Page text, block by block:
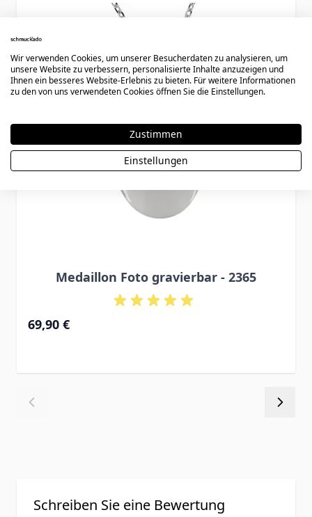
Medaillon Foto gravierbar - 2365
69,90 €
Schreiben Sie eine Bewertung
Wir verwenden Cookies, um unserer Besucherdaten zu analysieren, um
unsere Website zu verbessern, personalisierte Inhalte anzuzeigen und
Ihnen ein besseres Website-Erlebnis zu bieten. Für weitere Informationen
zu den von uns verwendeten Cookies öffnen Sie die Einstellungen.
Zustimmen
Einstellungen